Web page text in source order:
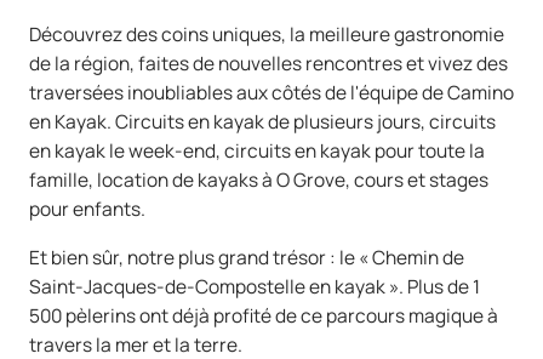
Découvrez des coins uniques, la meilleure gastronomie
de la région, faites de nouvelles rencontres et vivez des
traversées inoubliables aux côtés de l'équipe de Camino
en Kayak. Circuits en kayak de plusieurs jours, circuits
en kayak le week-end, circuits en kayak pour toute la
famille, location de kayaks à O Grove, cours et stages
pour enfants.
Et bien sûr, notre plus grand trésor : le « Chemin de
Saint-Jacques-de-Compostelle en kayak ». Plus de 1
500 pèlerins ont déjà profité de ce parcours magique à
travers la mer et la terre.